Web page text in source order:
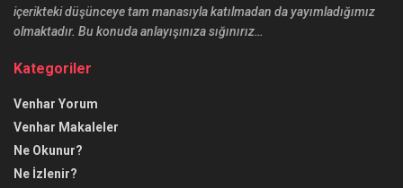
içerikteki düşünceye tam manasıyla katılmadan da yayımladığımız
olmaktadır. Bu konuda anlayışınıza sığınırız…
Kategoriler
Venhar Yorum
Venhar Makaleler
Ne Okunur?
Ne İzlenir?